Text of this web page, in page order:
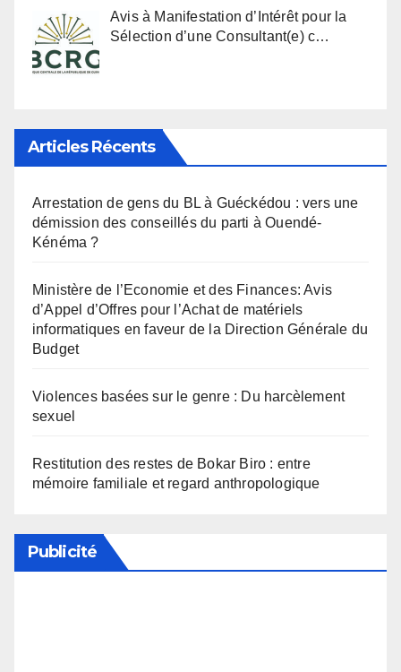
Avis à Manifestation d’Intérêt pour la
Sélection d’une Consultant(e) c…
Articles Récents
Arrestation de gens du BL à Guéckédou : vers une
démission des conseillés du parti à Ouendé-
Kénéma ?
Ministère de l’Economie et des Finances: Avis
d’Appel d’Offres pour l’Achat de matériels
informatiques en faveur de la Direction Générale du
Budget
Violences basées sur le genre : Du harcèlement
sexuel
Restitution des restes de Bokar Biro : entre
mémoire familiale et regard anthropologique
Publicité